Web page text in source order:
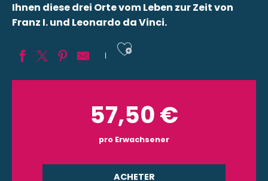
Ihnen diese drei Orte vom Leben zur Zeit von
Franz I. und Leonardo da Vinci.
Ajouter aux
57,50€
pro Erwachsener
ACHETER